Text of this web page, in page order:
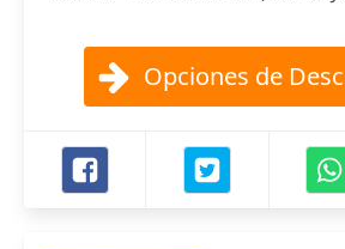
Opciones de